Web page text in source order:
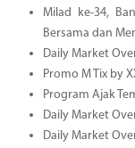
Milad ke-34,
Bersama dan
Daily Market
Promo M Tix by
Program Ajak
Daily Market
Daily Market